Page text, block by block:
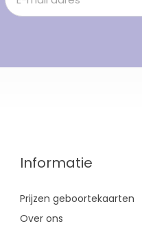
Informatie
Prijzen geboortekaarten
Over ons